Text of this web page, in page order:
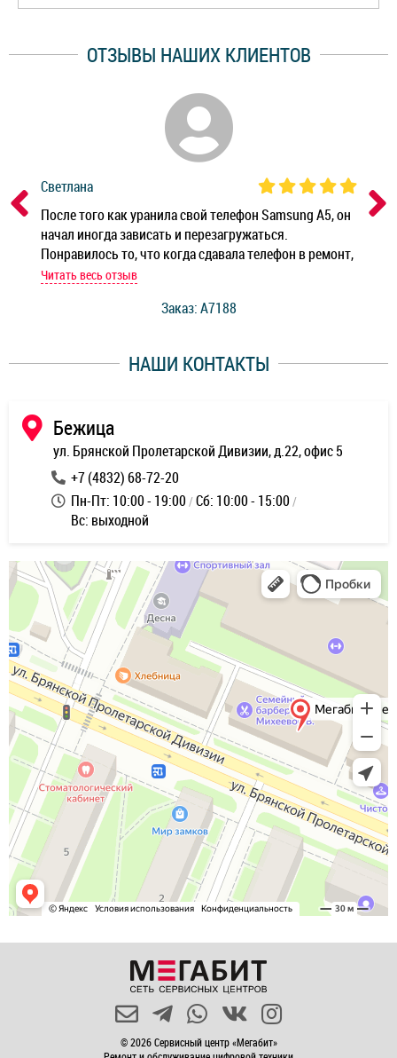
ОТЗЫВЫ НАШИХ КЛИЕНТОВ
Светлана
После того как уранила свой телефон Samsung A5, он
начал иногда зависать и перезагружаться.
Понравилось то, что когда сдавала телефон в ремонт,
мастер при мне сделал быструю диагностику и сказал
работы и оперативность!
Читать весь отзыв
Заказ: A7188
НАШИ КОНТАКТЫ
Бежица
ул. Брянской Пролетарской Дивизии, д.22, офис 5
+7 (4832) 68-72-20
Пн-Пт: 10:00 - 19:00 Сб: 10:00 - 15:00
Вс: выходной
© 2026 Сервисный центр «Мегабит»